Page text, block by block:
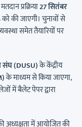
प्रक्रिया27 सितंबर
को की जाएगी। चुनावों से
समेत तैयारियों पर
संघ (DUSU)के केंद्रीय
के माध्यम से किया जाएगा,
में बैलेट पेपर द्वारा
अध्यक्षता में आयोजित की